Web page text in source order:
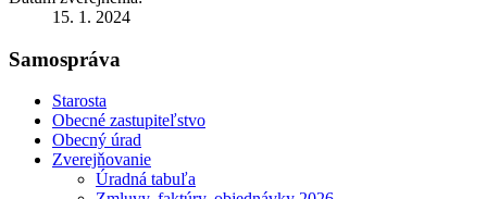
15. 1. 2024
Samospráva
Starosta
Obecné zastupiteľstvo
Obecný úrad
Zverejňovanie
Úradná tabuľa